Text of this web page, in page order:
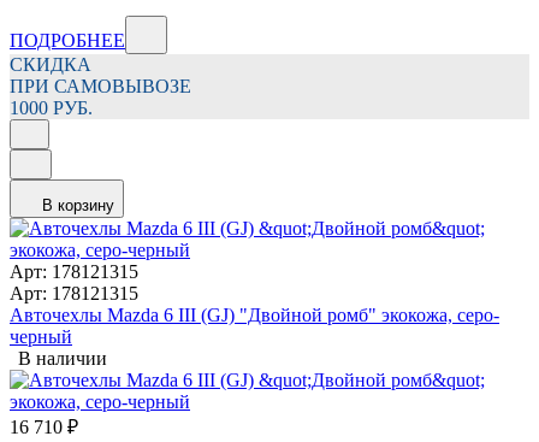
ПОДРОБНЕЕ
СКИДКА
ПРИ САМОВЫВОЗЕ
1000 РУБ.
В корзину
Арт: 178121315
Арт: 178121315
Авточехлы Mazda 6 III (GJ) "Двойной ромб" экокожа, серо-
черный
В наличии
16 710 ₽